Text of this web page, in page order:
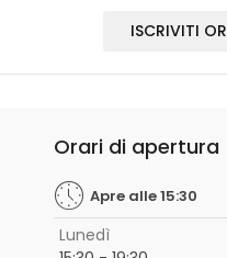
ISCRIVITI
Orari di apertura
Apre alle 15:30
Lunedì